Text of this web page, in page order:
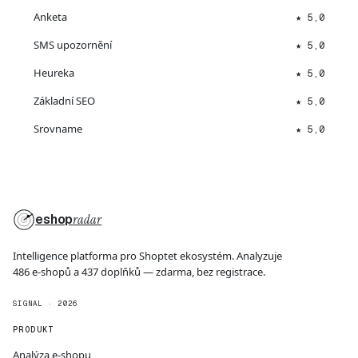
Anketa ★ 5,0
SMS upozornění ★ 5,0
Heureka ★ 5,0
Základní SEO ★ 5,0
Srovname ★ 5,0
eshopradar
Intelligence platforma pro Shoptet ekosystém. Analyzuje
486 e-shopů a 437 doplňků — zdarma, bez registrace.
SIGNAL · 2026
PRODUKT
Analýza e-shopu